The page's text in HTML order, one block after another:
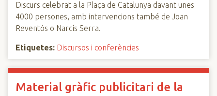
Discurs celebrat a la Plaça de Catalunya davant unes
4000 persones, amb intervencions també de Joan
Reventós o Narcís Serra.
Etiquetes: Discursos i conferències
Material gràfic publicitari de la